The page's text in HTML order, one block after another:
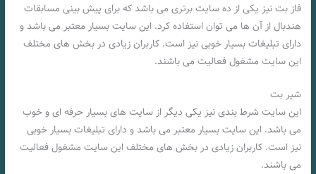
فاز بت نیز یکی از ده سایت برتری می باشد که برای پیش بینی مسابقات
هندبال از آن ها می توان استفاده کرد. این سایت بسیار معتبر می باشد و
دارای تبلیغات بسیار خوبی نیز است. کاربران زیادی در بخش های مختلف
این سایت مشغول فعالیت می باشند.
شیر بت
این سایت شرط بندی نیز یکی دیگر از سایت های بسیار حرفه ای و خوب
می باشد. این سایت بسیار معتبر می باشد و دارای تبلیغات بسیار خوبی
نیز است. کاربران زیادی در بخش های مختلف این سایت مشغول فعالیت
می باشند.